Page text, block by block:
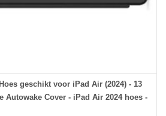
geschikt voor iPad Air (2024) - 13
Autowake Cover - iPad Air 2024 hoes -